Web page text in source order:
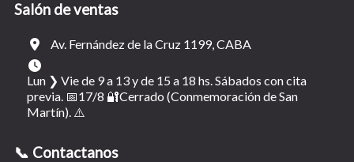
Salón de ventas
Av. Fernández de la Cruz 1199, CABA
Lun ❯ Vie de 9 a 13 y de 15 a 18 hs. Sábados con cita
previa. 📅17/8 🔐Cerrado (Conmemoración de San
Martín). ⚠️
📞 Contactanos